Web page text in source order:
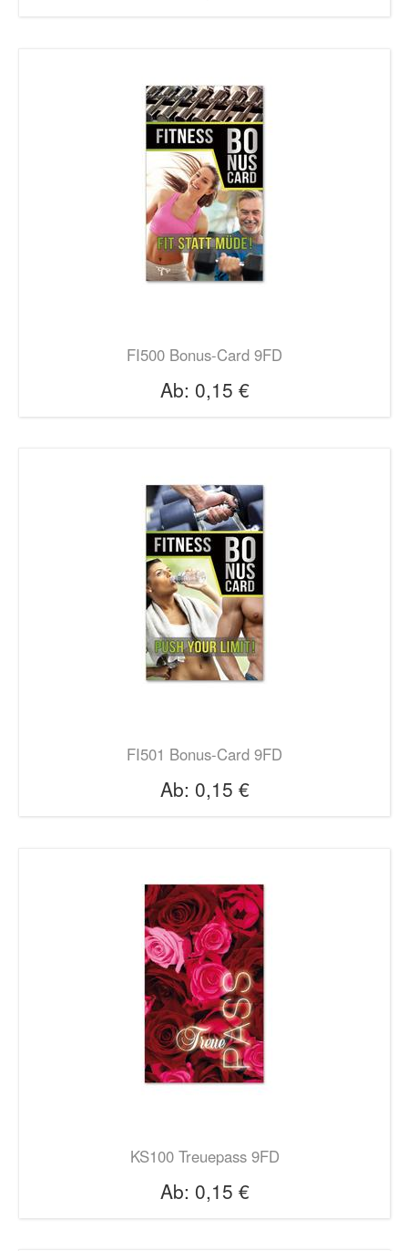
FI500 Bonus-Card 9FD
Ab: 0,15 €
FI501 Bonus-Card 9FD
Ab: 0,15 €
KS100 Treuepass 9FD
Ab: 0,15 €